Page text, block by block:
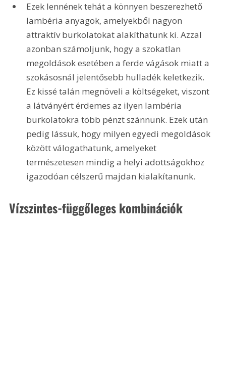
Ezek lennének tehát a könnyen beszerezhető
lambéria anyagok, amelyekből nagyon
attraktív burkolatokat alakíthatunk ki. Azzal
azonban számoljunk, hogy a szokatlan
megoldások esetében a ferde vágások miatt a
szokásosnál jelentősebb hulladék keletkezik.
Ez kissé talán megnöveli a költségeket, viszont
a látványért érdemes az ilyen lambéria
burkolatokra több pénzt szánnunk. Ezek után
pedig lássuk, hogy milyen egyedi megoldások
között válogathatunk, amelyeket
természetesen mindig a helyi adottságokhoz
igazodóan célszerű majdan kialakítanunk.
Vízszintes-függőleges kombinációk